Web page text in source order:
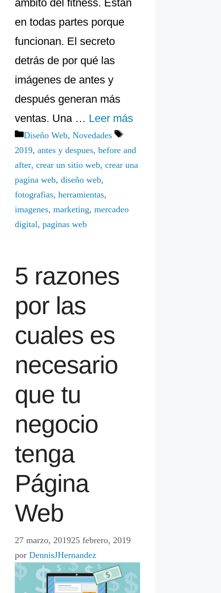
ámbito del fitness. Están
en todas partes porque
funcionan. El secreto
detrás de por qué las
imágenes de antes y
después generan más
ventas. Una … Leer más
Categorías
Diseño Web, Novedades
Etiquetas
2019, antes y despues, before and
after, crear un sitio web, crear una
pagina web, diseño web,
fotografias, herramientas,
imagenes, marketing, mercadeo
digital, paginas web
5 razones
por las
cuales es
necesario
que tu
negocio
tenga
Página
Web
27 marzo, 201925 febrero, 2019
por DennisJHernandez